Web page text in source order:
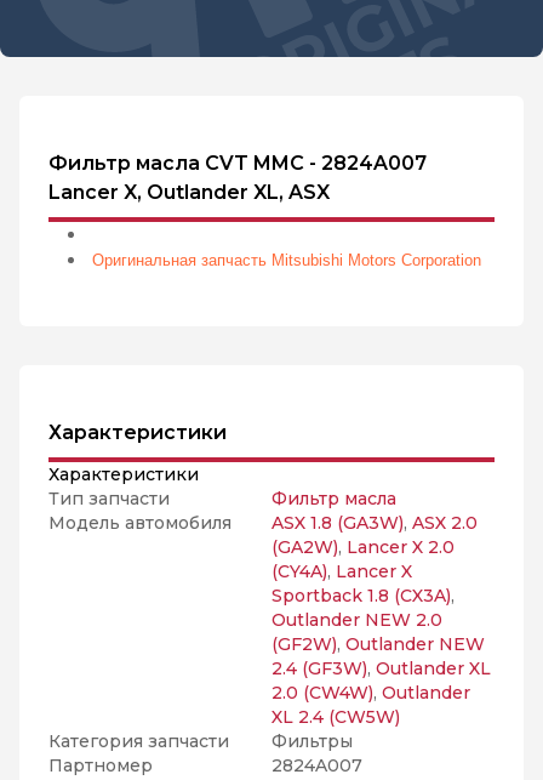
Фильтр масла CVT MMC - 2824A007
Lancer X, Outlander XL, ASX
Оригинальная запчасть Mitsubishi Motors Corporation
Характеристики
Характеристики
Тип запчасти
Фильтр масла
Модель автомобиля
ASX 1.8 (GA3W), ASX 2.0
(GA2W), Lancer X 2.0
(CY4A), Lancer X
Sportback 1.8 (CX3A),
Outlander NEW 2.0
(GF2W), Outlander NEW
2.4 (GF3W), Outlander XL
2.0 (CW4W), Outlander
XL 2.4 (CW5W)
Категория запчасти
Фильтры
Партномер
2824A007